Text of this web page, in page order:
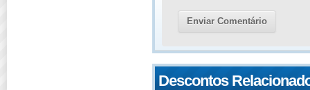
Descontos